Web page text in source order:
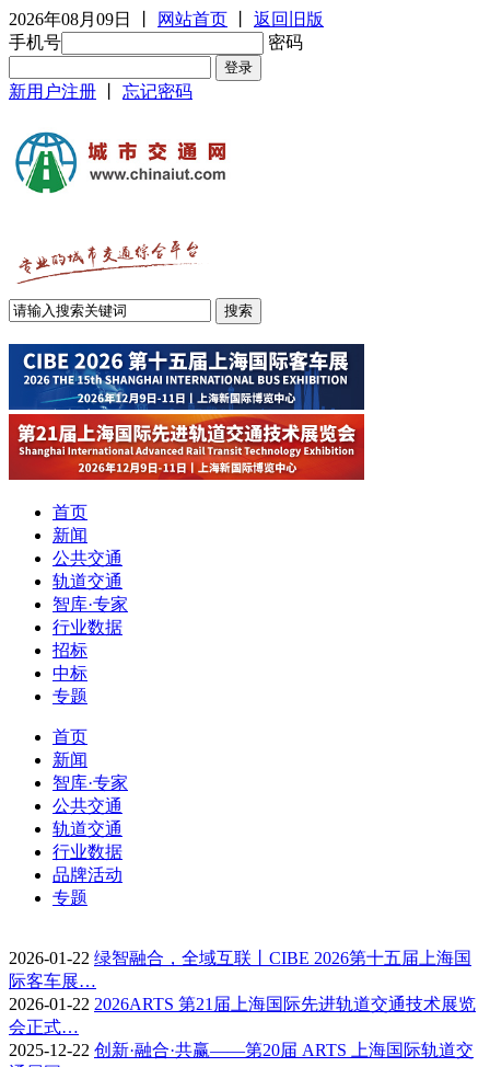
2026年08月09日 网站首页
返回旧版
手机号
密码
新用户注册 忘记密码
首页
新闻
公共交通
轨道交通
智库·专家
行业数据
招标
中标
专题
首页
新闻
智库·专家
公共交通
轨道交通
行业数据
品牌活动
专题
2026-01-22 绿智融合，全域互联丨CIBE 2026第十五届上海国
际客车展…
2026-01-22 2026ARTS 第21届上海国际先进轨道交通技术展览
会正式…
2025-12-22 创新·融合·共赢——第20届 ARTS 上海国际轨道交